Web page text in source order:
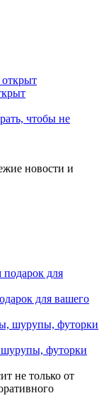
чтобы не
новости и
для вашего
футорки
не только от